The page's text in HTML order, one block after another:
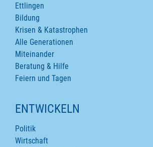
Ettlingen
Bildung
Krisen & Katastrophen
Alle Generationen
Miteinander
Beratung & Hilfe
Feiern und Tagen
ENTWICKELN
Politik
Wirtschaft